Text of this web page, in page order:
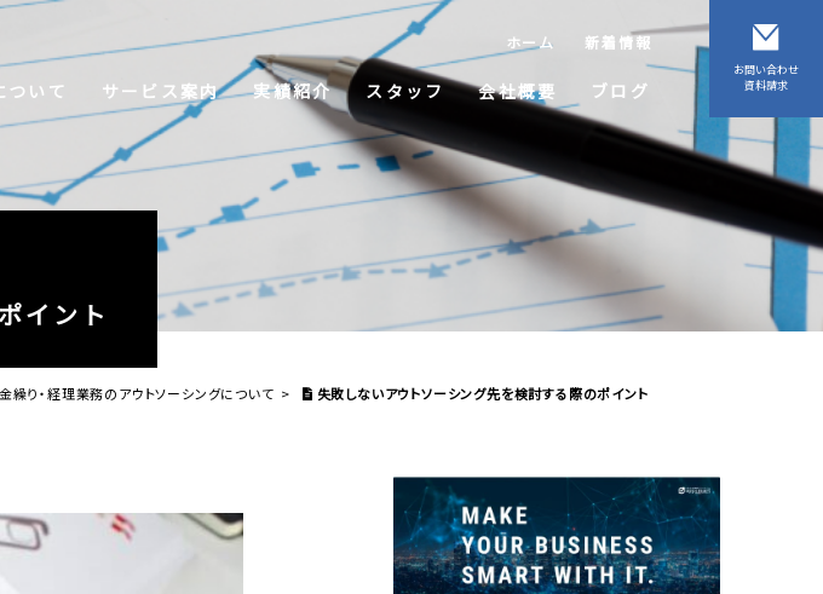
ホーム 新着情報
ついて サービス案内 実績紹介 スタッフ 会社概要 ブログ
お問い合わせ
資料請求
イント
繰り・経理業務のアウトソーシングについて > 失敗しないアウトソーシング先を検討する際のポイント